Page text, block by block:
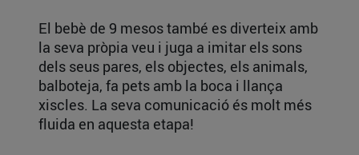
El bebè de 9 mesos també es diverteix amb
la seva pròpia veu i juga a imitar els sons
dels seus pares, els objectes, els animals,
balboteja, fa pets amb la boca i llança
xiscles. La seva comunicació és molt més
fluida en aquesta etapa!